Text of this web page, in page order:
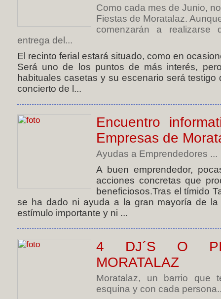
Como cada mes de Junio,
Fiestas de Moratalaz.
comenzarán a realizarse
entrega del...
El recinto ferial estará situado, como en
Será uno de los puntos de más interés,
habituales casetas y su escenario será
concierto de l...
Encuentro
Empresas de
Ayudas a Emprendedores ...
A buen emprendedor,
acciones concretas que
beneficiosos.Tras el tímido
se ha dado ni ayuda a la gran mayoría de
estímulo importante y ni ...
4 DJ´S O
MORATALAZ
Moratalaz, un barrio que
esquina y con cada